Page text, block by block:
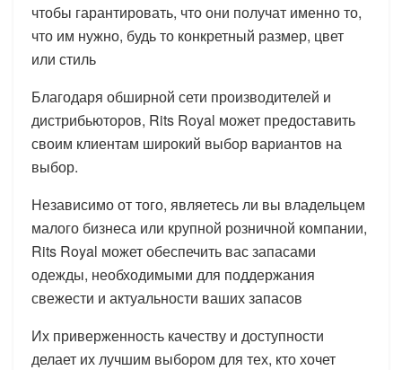
чтобы гарантировать, что они получат именно то,
что им нужно, будь то конкретный размер, цвет
или стиль
Благодаря обширной сети производителей и
дистрибьюторов, Rits Royal может предоставить
своим клиентам широкий выбор вариантов на
выбор.
Независимо от того, являетесь ли вы владельцем
малого бизнеса или крупной розничной компании,
Rits Royal может обеспечить вас запасами
одежды, необходимыми для поддержания
свежести и актуальности ваших запасов
Их приверженность качеству и доступности
делает их лучшим выбором для тех, кто хочет